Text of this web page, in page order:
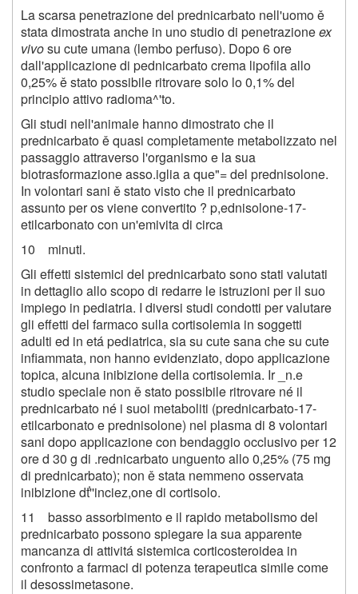
La scarsa penetrazione del prednicarbato nell'uomo ě
stata dimostrata anche in uno studio di penetrazioneex
vivosu cute umana (lembo perfuso). Dopo 6 ore
dall'applicazione di pednicarbato crema lipofila allo
0,25% ě stato possibile ritrovare solo lo 0,1% del
principio attivo radioma^'to.
Gli studi nell'animale hanno dimostrato che il
prednicarbato ě quasi completamente metabolizzato nel
passaggio attraverso l'organismo e la sua
biotrasformazione asso.iglia a que"= del prednisolone.
In volontari sani ě stato visto che il prednicarbato
assunto per os viene convertito ? p,ednisolone-17-
etilcarbonato con un'emivita di circa
10 minuti.
Gli effetti sistemici del prednicarbato sono stati valutati
in dettaglio allo scopo di redarre le istruzioni per il suo
impiego in pediatria. I diversi studi condotti per valutare
gli effetti del farmaco sulla cortisolemia in soggetti
adulti ed in etá pediatrica, sia su cute sana che su cute
infiammata, non hanno evidenziato, dopo applicazione
topica, alcuna inibizione della cortisolemia. Ir _n.e
studio speciale non ě stato possibile ritrovare né il
prednicarbato né i suoi metaboliti (prednicarbato-17-
etilcarbonato e prednisolone) nel plasma di 8 volontari
sani dopo applicazione con bendaggio occlusivo per 12
ore d 30 g di .rednicarbato unguento allo 0,25% (75 mg
di prednicarbato); non ě stata nemmeno osservata
inibizione dť''inciez,one di cortisolo.
11 basso assorbimento e il rapido metabolismo del
prednicarbato possono spiegare la sua apparente
mancanza di attivitá sistemica corticosteroidea in
confronto a farmaci di potenza terapeutica simile come
il desossimetasone.